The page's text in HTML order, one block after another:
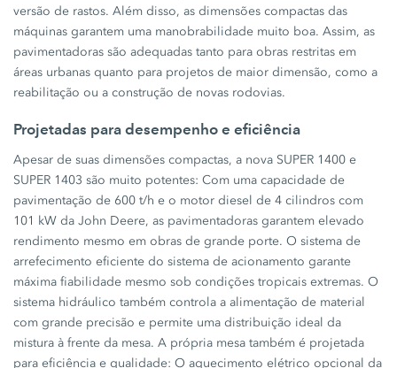
versão de rastos. Além disso, as dimensões compactas das
máquinas garantem uma manobrabilidade muito boa. Assim, as
pavimentadoras são adequadas tanto para obras restritas em
áreas urbanas quanto para projetos de maior dimensão, como a
reabilitação ou a construção de novas rodovias.
Projetadas para desempenho e eficiência
Apesar de suas dimensões compactas, a nova SUPER 1400 e
SUPER 1403 são muito potentes: Com uma capacidade de
pavimentação de 600 t/h e o motor diesel de 4 cilindros com
101 kW da John Deere, as pavimentadoras garantem elevado
rendimento mesmo em obras de grande porte. O sistema de
arrefecimento eficiente do sistema de acionamento garante
máxima fiabilidade mesmo sob condições tropicais extremas. O
sistema hidráulico também controla a alimentação de material
com grande precisão e permite uma distribuição ideal da
mistura à frente da mesa. A própria mesa também é projetada
para eficiência e qualidade: O aquecimento elétrico opcional da